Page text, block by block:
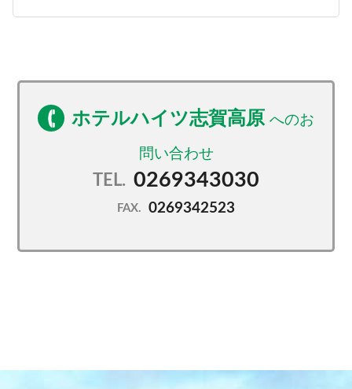
ホテルハイツ志賀高原
TEL. 0269343030
FAX. 0269342523